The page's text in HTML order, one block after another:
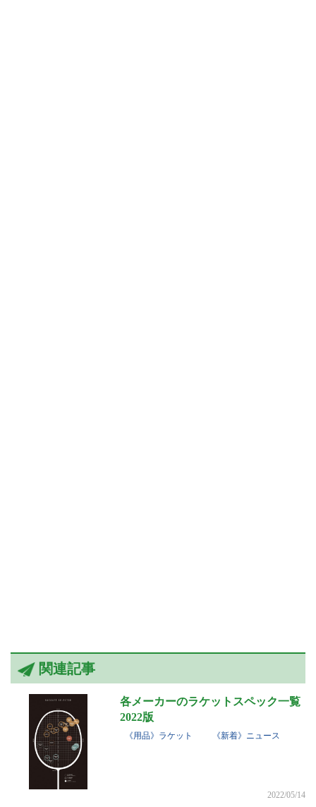
関連記事
各メーカーのラケットスペック一覧
2022版
《用品》ラケット 《新着》ニュース
2022/05/14